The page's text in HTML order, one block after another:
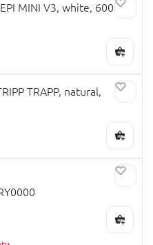
MINI V3, white, 600101
TRAPP, natural,